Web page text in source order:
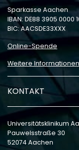
Sparkasse Aachen
IBAN: DE88 3905 0000
BIC: AACSDE33XXX
Online-Spende
Weitere
KONTAKT
Universitätsklinikum
Pauwelsstraße 30
52074 Aachen